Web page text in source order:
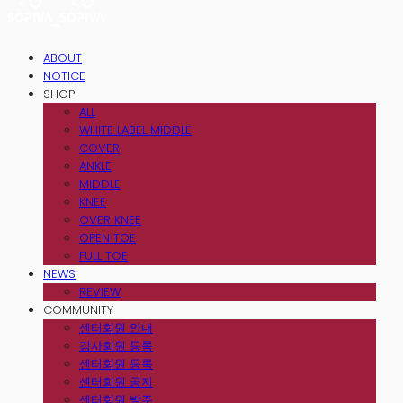
ABOUT
NOTICE
SHOP
ALL
WHITE LABEL MIDDLE
COVER
ANKLE
MIDDLE
KNEE
OVER KNEE
OPEN TOE
FULL TOE
NEWS
REVIEW
COMMUNITY
센터회원 안내
강사회원 등록
센터회원 등록
센터회원 공지
센터회원 발주